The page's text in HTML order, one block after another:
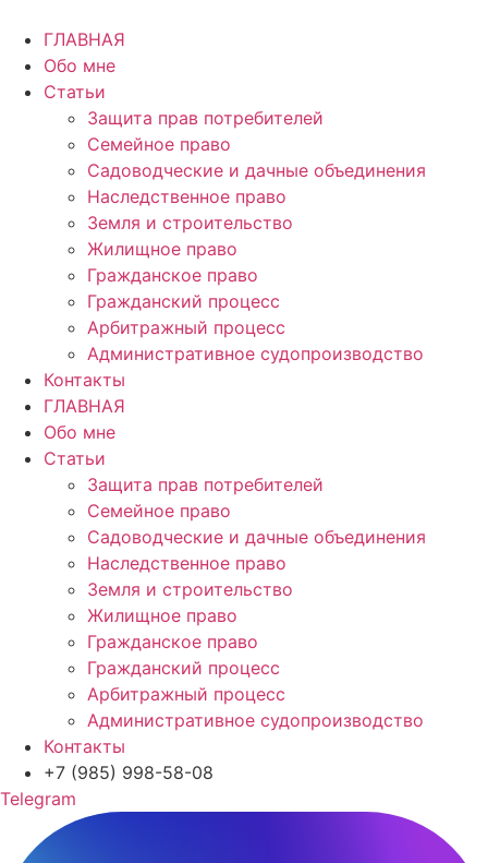
содержимому
ГЛАВНАЯ
Обо мне
Статьи
Защита прав потребителей
Семейное право
Садоводческие и дачные объединения
Наследственное право
Земля и строительство
Жилищное право
Гражданское право
Гражданский процесс
Арбитражный процесс
Административное судопроизводство
Контакты
ГЛАВНАЯ
Обо мне
Статьи
Защита прав потребителей
Семейное право
Садоводческие и дачные объединения
Наследственное право
Земля и строительство
Жилищное право
Гражданское право
Гражданский процесс
Арбитражный процесс
Административное судопроизводство
Контакты
+7 (985) 998-58-08
Telegram